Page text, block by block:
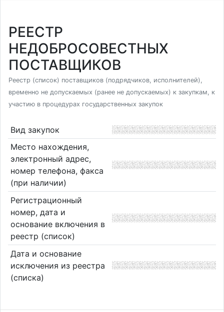
РЕЕСТР
НЕДОБРОСОВЕСТНЫХ
ПОСТАВЩИКОВ
Реестр (список) поставщиков (подрядчиков, исполнителей),
временно не допускаемых (ранее не допускаемых) к закупкам, к
участию в процедурах государственных закупок
Вид закупок
Место нахождения,
электронный адрес,
номер телефона, факса
(при наличии)
Регистрационный
номер, дата и
основание включения в
реестр (список)
Дата и основание
исключения из реестра
(списка)